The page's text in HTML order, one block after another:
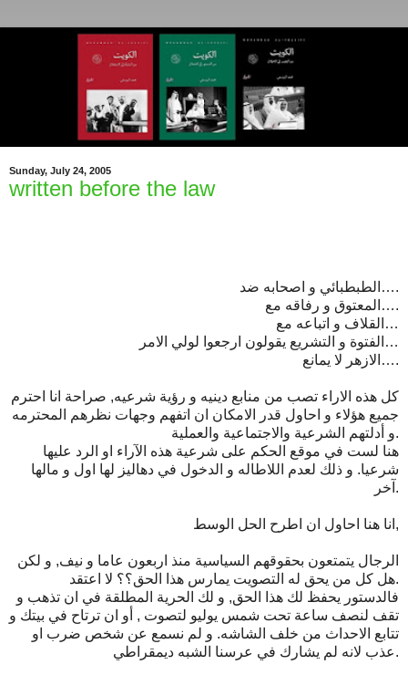
Sunday, July 24, 2005
written before the law
الطبطبائي و اصحابه ضد….
المعتوق و رفاقه مع….
القلاف و اتباعه مع…
الفتوة و التشريع يقولون ارجعوا لولي الامر…
الازهر لا يمانع….
كل هذه الاراء تصب من منابع دينيه و رؤية شرعيه, صراحة انا احترم
جميع هؤلاء و احاول قدر الامكان ان اتفهم وجهات نظرهم المحترمه
و أدلتهم الشرعية والاجتماعية والعملية.
هنا لست في موقع الحكم على شرعية هذه الآراء او الرد عليها
شرعيا. و ذلك لعدم اللاطاله و الدخول في دهاليز لها اول و مالها
آخر.
انا هنا احاول ان اطرح الحل الوسط,
الرجال يتمتعون بحقوقهم السياسية منذ اربعون عاما و نيف, و لكن
هل كل من يحق له التصويت يمارس هذا الحق؟؟ لا اعتقد.
فالدستور يحفظ لك هذا الحق, و لك الحرية المطلقة في ان تذهب و
تقف لنصف ساعة تحت شمس يوليو لتصوت , أو ان ترتاح في بيتك و
تتابع الاحداث من خلف الشاشه. و لم نسمع عن شخص ضرب او
عذب لانه لم يشارك في عرسنا الشبه ديمقراطي.